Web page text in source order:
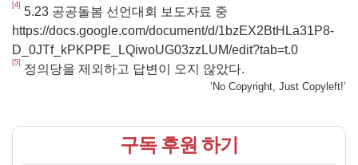
[4] 5.23 공공돌봄 선언대회 보도자료 중
https://docs.google.com/document/d/1bzEX2BtHLa31P8-
D_0JTf_kPKPPE_LQiwoUG03zzLUM/edit?tab=t.0
[5] 정의당을 제외하고 답변이 오지 않았다.
‘No Copyright, Just Copyleft!’
구독 후원 하기